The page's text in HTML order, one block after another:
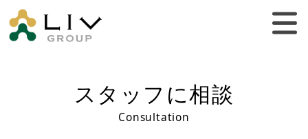
スタッフに相談
Consultation